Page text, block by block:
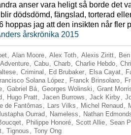
anser vara heligt så borde det
dödsdömd, fängslad, torterad
hoppas jag att den insikten når fler
årskrönika 2015
, Alan Moore, Alex Toth, Alexis Ziritt,
, Cabu, Charb, Charlie Hebdo,
, Criminal , Ed Brubaker, Elsa Cayat,
Solana López , Franck Brinsolaro,
, Gabriel Bá, Georges Wolinski , Grant
, Hugo Pratt, Jacen Burrows , Jack Kirby,
de Fantômas , Lars Vilks , Michel Renaud ,
Ourrad , Nameless , Nathan
, Philippe Honoré, Scott Allie, Sean
, Tignous , Tony Ong